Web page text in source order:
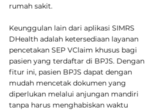
rumah sakit.
Keunggulan lain dari aplikasi SIMRS
DHealth adalah ketersediaan layanan
pencetakan SEP VClaim khusus bagi
pasien yang terdaftar di BPJS. Dengan
fitur ini, pasien BPJS dapat dengan
mudah mencetak dokumen yang
diperlukan melalui anjungan mandiri
tanpa harus menghabiskan waktu